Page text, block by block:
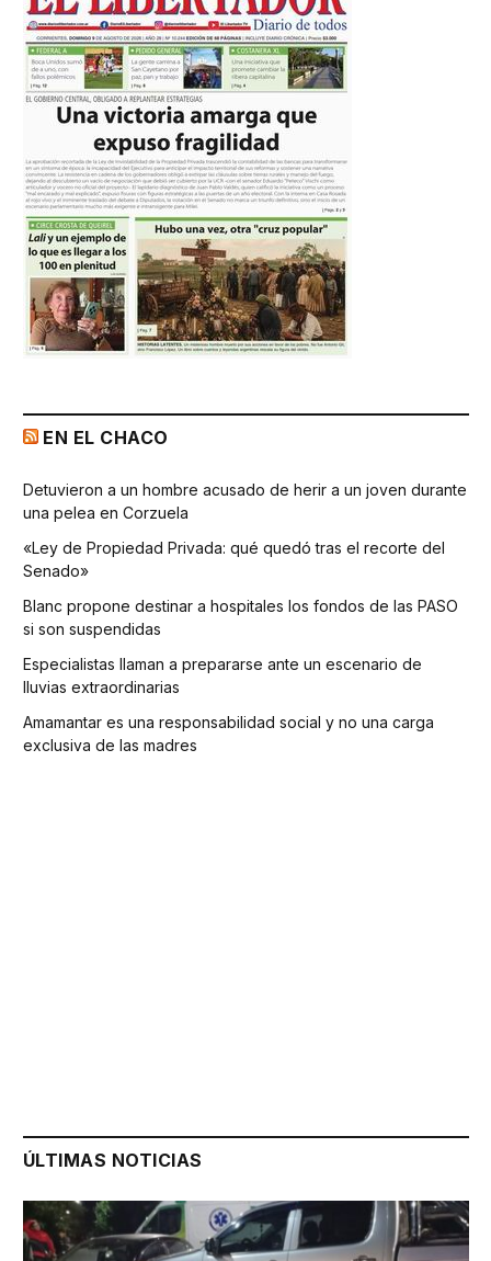
EN EL CHACO
Detuvieron a un hombre acusado de herir a un joven durante
una pelea en Corzuela
«Ley de Propiedad Privada: qué quedó tras el recorte del
Senado»
Blanc propone destinar a hospitales los fondos de las PASO
si son suspendidas
Especialistas llaman a prepararse ante un escenario de
lluvias extraordinarias
Amamantar es una responsabilidad social y no una carga
exclusiva de las madres
ÚLTIMAS NOTICIAS